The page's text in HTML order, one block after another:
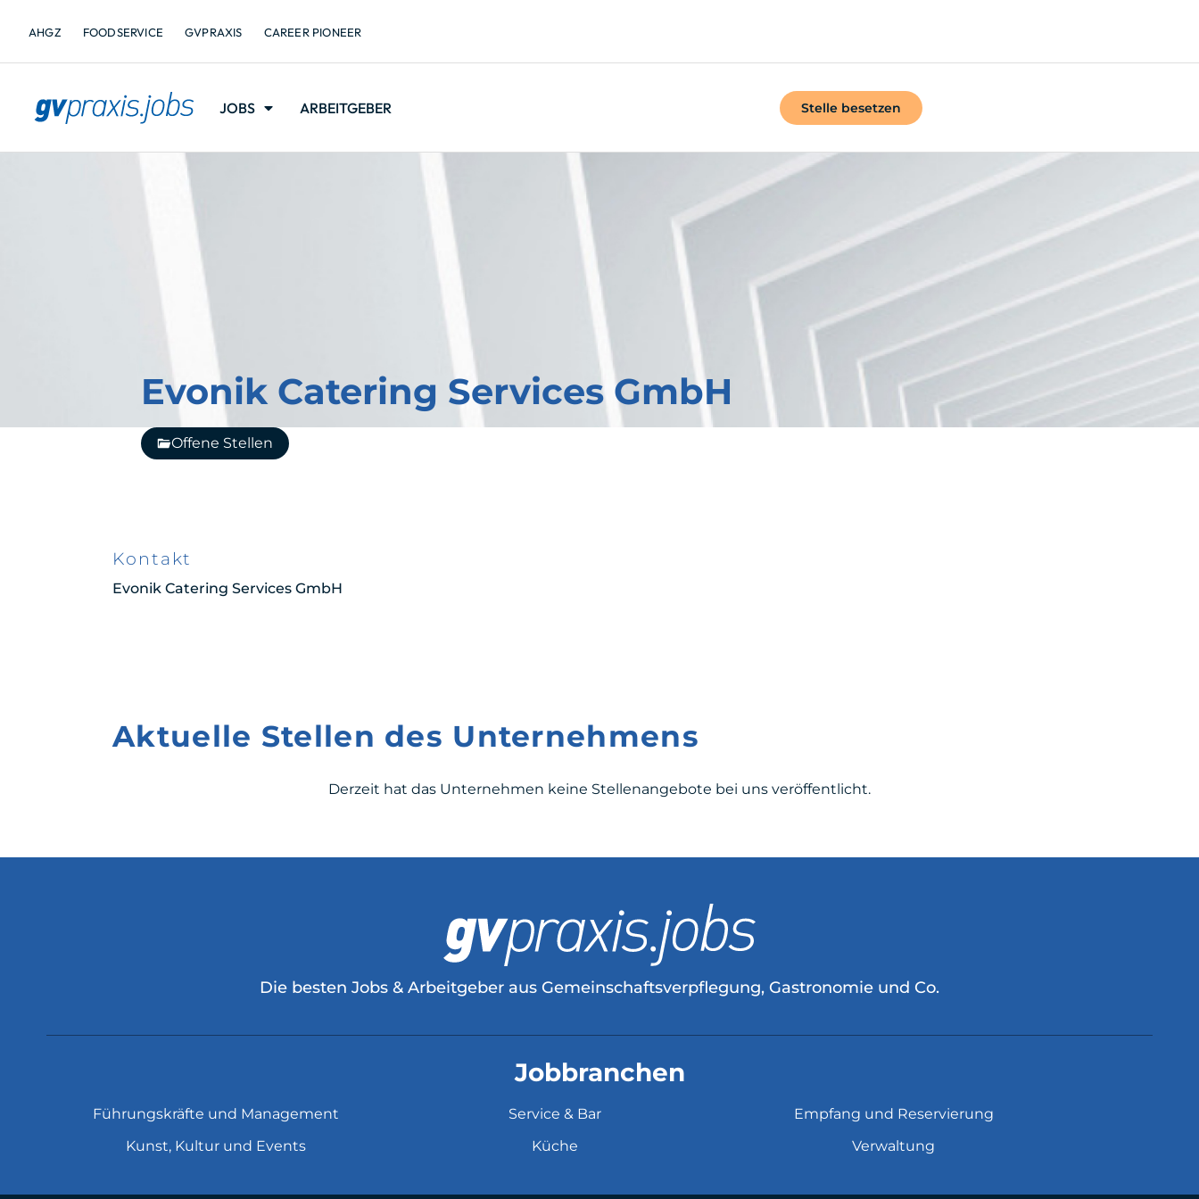
AHGZ FOODSERVICE GVPRAXIS CAREER PIONEER
JOBS ARBEITGEBER Stelle besetzen
Evonik Catering Services GmbH
Offene Stellen
Kontakt
Evonik Catering Services GmbH
Aktuelle Stellen des Unternehmens
Derzeit hat das Unternehmen keine Stellenangebote bei uns veröffentlicht.
Die besten Jobs & Arbeitgeber aus Gemeinschaftsverpflegung, Gastronomie und Co.
Jobbranchen
Führungskräfte und Management
Kunst, Kultur und Events
Service & Bar
Küche
Empfang und Reservierung
Verwaltung